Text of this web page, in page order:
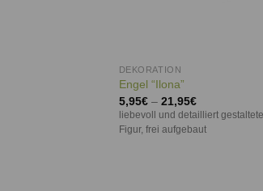
DEKORATION
Engel “Ilona”
5,95€– 21,95€
liebevoll und detailliert
Figur, frei aufgebaut